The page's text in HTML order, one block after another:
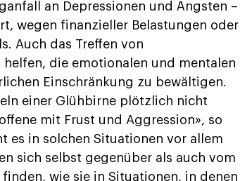
an Depressionen und Ängsten –
wegen finanzieller Belastungen oder
Auch das Treffen von
die emotionalen und mentalen
Einschränkung zu bewältigen.
einer Glühbirne plötzlich nicht
mit Frust und Aggression», so
es in solchen Situationen vor allem
sich selbst gegenüber als auch vom
wie sie in Situationen, in denen